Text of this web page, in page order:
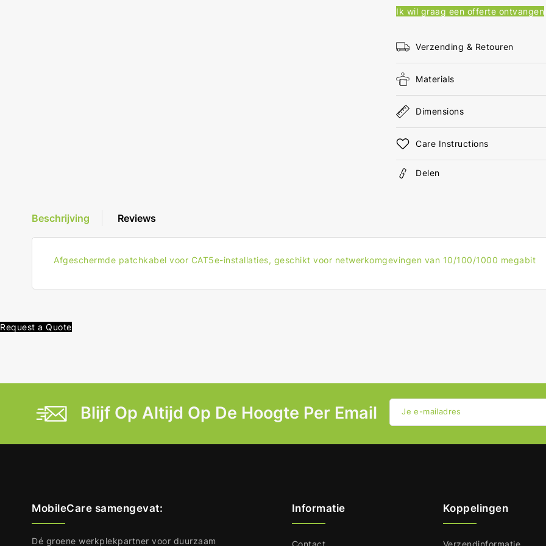
(8/8)
Male
RJ45
m
(8/8)
Male
m
Ik wil graag een offerte ontvangen
Verzending & Retouren
Materials
Dimensions
Care Instructions
Delen
Beschrijving Reviews
Afgeschermde patchkabel voor CAT5e-installaties, geschikt voor netwerkomgevingen van 10/100/1000 megabit
Request a Quote
Blijf Op Altijd Op De Hoogte Per Email Je e-mailadres
MobileCare samengevat:
Dé groene werkplekpartner voor duurzaam
Informatie
Contact
Koppelingen
Verzendinformatie